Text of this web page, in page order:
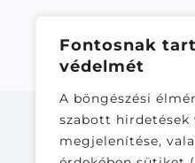
Fontosnak
védelmét
A böngészési
szabott
megjelenítése,